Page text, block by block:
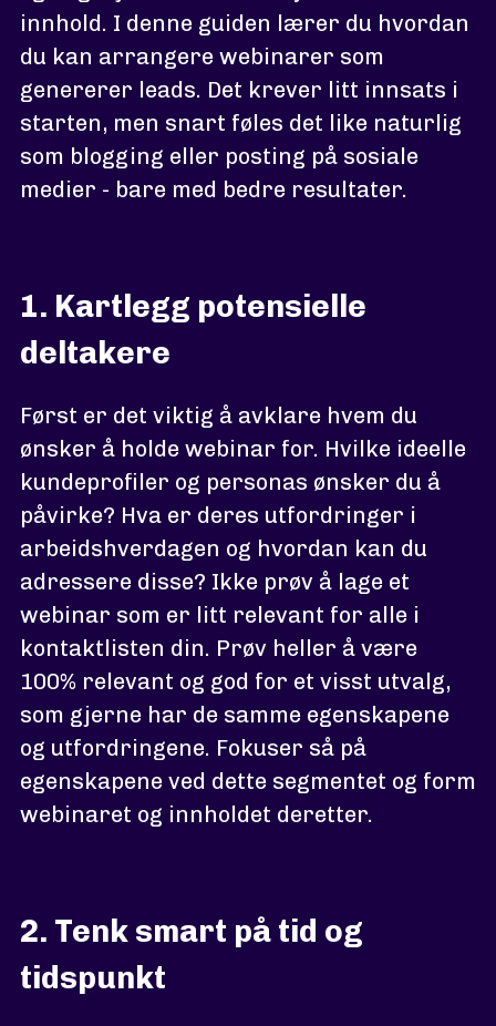
innhold. I denne guiden lærer du hvordan
du kan arrangere webinarer som
genererer leads. Det krever litt innsats i
starten, men snart føles det like naturlig
som blogging eller posting på sosiale
medier - bare med bedre resultater.
1. Kartlegg potensielle
deltakere
Først er det viktig å avklare hvem du
ønsker å holde webinar for. Hvilke ideelle
kundeprofiler og personas ønsker du å
påvirke? Hva er deres utfordringer i
arbeidshverdagen og hvordan kan du
adressere disse? Ikke prøv å lage et
webinar som er litt relevant for alle i
kontaktlisten din. Prøv heller å være
100% relevant og god for et visst utvalg,
som gjerne har de samme egenskapene
og utfordringene. Fokuser så på
egenskapene ved dette segmentet og form
webinaret og innholdet deretter.
2. Tenk smart på tid og
tidspunkt